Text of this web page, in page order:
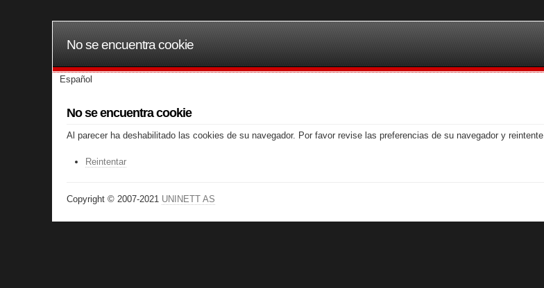
No se encuentra cookie
Español
No se encuentra cookie
Al parecer ha deshabilitado las cookies de su navegador. Por favor revise las preferencias de su navegador y reintente.
Reintentar
Copyright © 2007-2021 UNINETT AS